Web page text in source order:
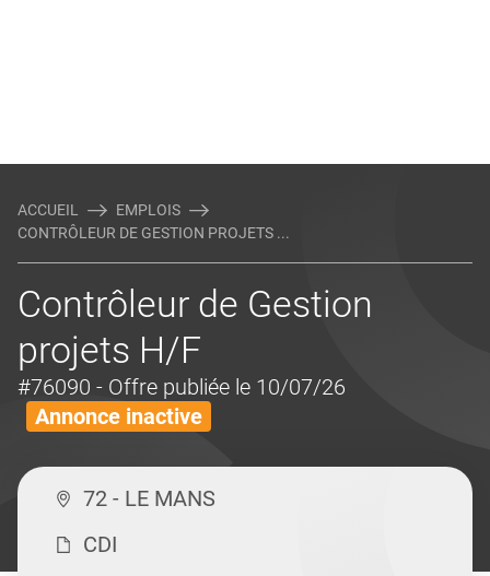
ACCUEIL
EMPLOIS
CONTRÔLEUR DE GESTION PROJETS ...
Contrôleur de Gestion
projets H/F
#76090 - Offre publiée le 10/07/26
Annonce inactive
72 - LE MANS
CDI